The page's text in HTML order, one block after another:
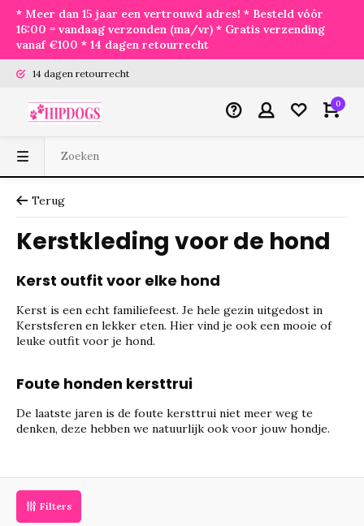
* Meer dan 15 jaar een vertrouwd adres! * Besteld vóór
16:00 = vandaag verzonden (ma/vr) * Gratis verzending
vanaf €100 * 14 dagen retourrecht
14 dagen retourrecht
0
Terug
Kerstkleding voor de hond
Kerst outfit voor elke hond
Kerst is een echt familiefeest. Je hele gezin uitgedost in
Kerstsferen en lekker eten. Hier vind je ook een mooie of
leuke outfit voor je hond.
Foute honden kersttrui
De laatste jaren is de foute kersttrui niet meer weg te
denken, deze hebben we natuurlijk ook voor jouw hondje.
Filters